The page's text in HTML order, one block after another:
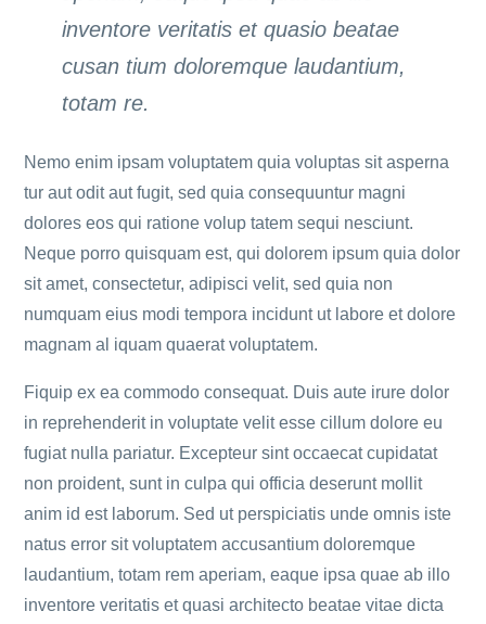
inventore veritatis et quasio beatae
cusan tium doloremque laudantium,
totam re.
Nemo enim ipsam voluptatem quia voluptas sit asperna
tur aut odit aut fugit, sed quia consequuntur magni
dolores eos qui ratione volup tatem sequi nesciunt.
Neque porro quisquam est, qui dolorem ipsum quia dolor
sit amet, consectetur, adipisci velit, sed quia non
numquam eius modi tempora incidunt ut labore et dolore
magnam al iquam quaerat voluptatem.
Fiquip ex ea commodo consequat. Duis aute irure dolor
in reprehenderit in voluptate velit esse cillum dolore eu
fugiat nulla pariatur. Excepteur sint occaecat cupidatat
non proident, sunt in culpa qui officia deserunt mollit
anim id est laborum. Sed ut perspiciatis unde omnis iste
natus error sit voluptatem accusantium doloremque
laudantium, totam rem aperiam, eaque ipsa quae ab illo
inventore veritatis et quasi architecto beatae vitae dicta